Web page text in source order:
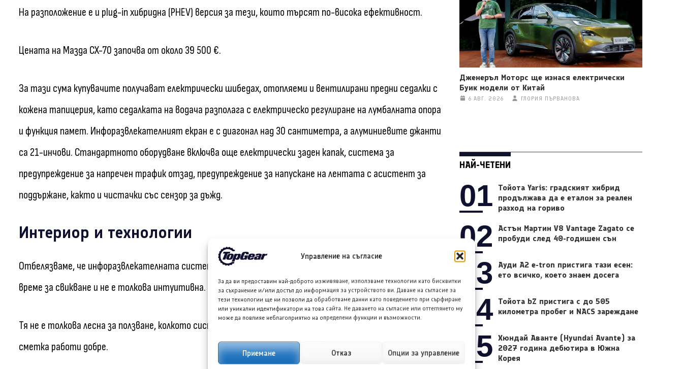
Управление на съгласие
За да ви предоставим най-доброто изживяване, използваме технологии като бисквитки
за съхранение и/или достъп до информация за устройството ви. Даване на съгласие за
тези технологии ще ни позволи да обработваме данни като поведението при сърфиране
или уникални идентификатори на това сайта. Не даването на съгласие или оттеглянето му
може да повлияе неблагоприятно на определени функции и възможности.
Приемане Отказ Опции за управление
На разположение е и plug-in хибридна (PHEV) версия за тези, които търсят по-висока ефективност.
Цената на Мазда CX-70 започва от около 39 500 €.
За тази сума купувачите получават електрически шибедах, отопляеми и вентилирани предни седалки с
кожена тапицерия, като седалката на водача разполага с електрическо регулиране на лумбалната опора
и функция памет. Инфоразвлекателният екран е с диагонал над 30 сантиметра, а алуминиевите джанти
са 21-инчови. Стандартното оборудване включва още електрически заден капак, система за
предупреждение за напречен трафик отзад, предупреждение за напускане на лентата с асистент за
поддържане, както и чистачки със сензор за дъжд.
Интериор и технологии
Отбелязваме, че инфоразвлекателната система на Мазда, макар и добра и ефективна, изисква известно
време за свикване и не е толкова интуитивна.
Тя не е толкова лесна за ползване, колкото системите, предлагани от други производители, но в крайна
сметка работи добре.
Дженеръл Моторс ще изнася електрически
Буик модели от Китай
6 АВГ. 2026 ГЛОРИЯ ПЪРВАНОВА
НАЙ-ЧЕТЕНИ
01
Тойота Yaris: градският хибрид
продължава да е еталон за реален
разход на гориво
02
Астън Мартин V8 Vantage Zagato се
пробуди след 40-годишен сън
03
Ауди A2 e-tron пристига тази есен:
ето всичко, което знаем досега
04 Тойота bZ пристига с до 505
километра пробег и NACS зареждане
05 Хюндай Аванте (Hyundai Avante) за
2027 година дебютира в Южна
Корея